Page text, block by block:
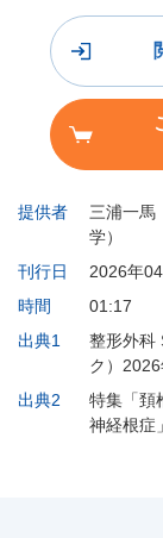
提供者
三浦一馬
学）
刊行日
2026年
時間
01:17
出典1
整形外科
ク）
出典2
特集「頚
神経根症」